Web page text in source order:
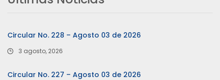
Circular No. 228 – Agosto 03 de 2026
3 agosto, 2026
Circular No. 227 – Agosto 03 de 2026